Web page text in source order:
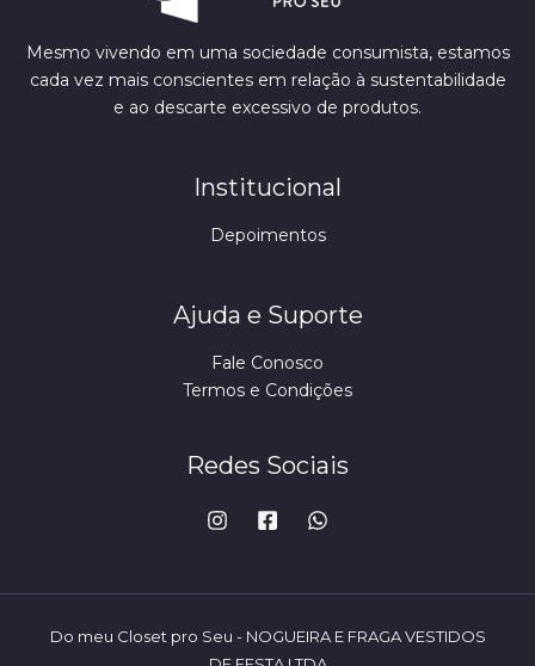
Mesmo vivendo em uma sociedade consumista, estamos
cada vez mais conscientes em relação à sustentabilidade
e ao descarte excessivo de produtos.
Institucional
Depoimentos
Ajuda e Suporte
Fale Conosco
Termos e Condições
Redes Sociais
Do meu Closet pro Seu - NOGUEIRA E FRAGA VESTIDOS